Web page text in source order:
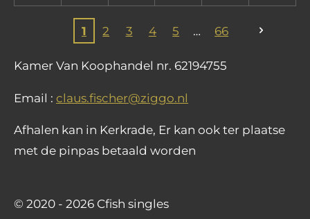
1 2 3 4 5 66
Kamer Van Koophandel nr. 62194755
Email : claus.fischer@ziggo.nl
Afhalen kan in Kerkrade, Er kan ook ter plaatse
met de pinpas betaald worden
© 2020 - 2026 Cfish singles